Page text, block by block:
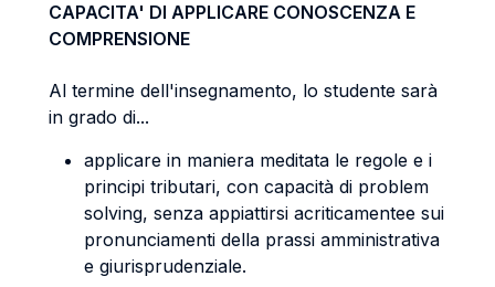
CAPACITA' DI APPLICARE CONOSCENZA E
COMPRENSIONE
Al termine dell'insegnamento, lo studente sarà
in grado di...
applicare in maniera meditata le regole e i
principi tributari, con capacità di problem
solving, senza appiattirsi acriticamentee sui
pronunciamenti della prassi amministrativa
e giurisprudenziale.